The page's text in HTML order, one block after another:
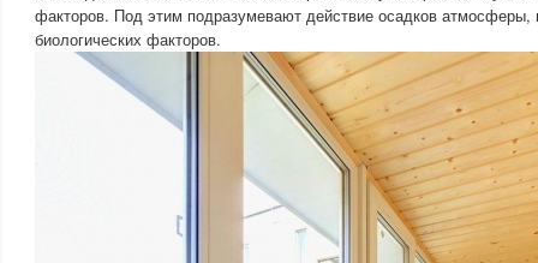
факторов. Под этим подразумевают действие осадков атмосферы,
биологических факторов.